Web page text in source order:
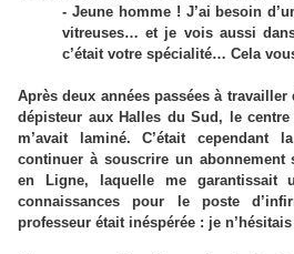
- Jeune homme ! J’ai besoin
vitreuses… et je vois aussi
c’était votre spécialité… Cela
Après deux années passées à
dépisteur aux Halles du Sud, le
m’avait laminé. C’était cependant
continuer à souscrire un abonnement
en Ligne, laquelle me garantissait
connaissances pour le poste
professeur était inéspérée : je